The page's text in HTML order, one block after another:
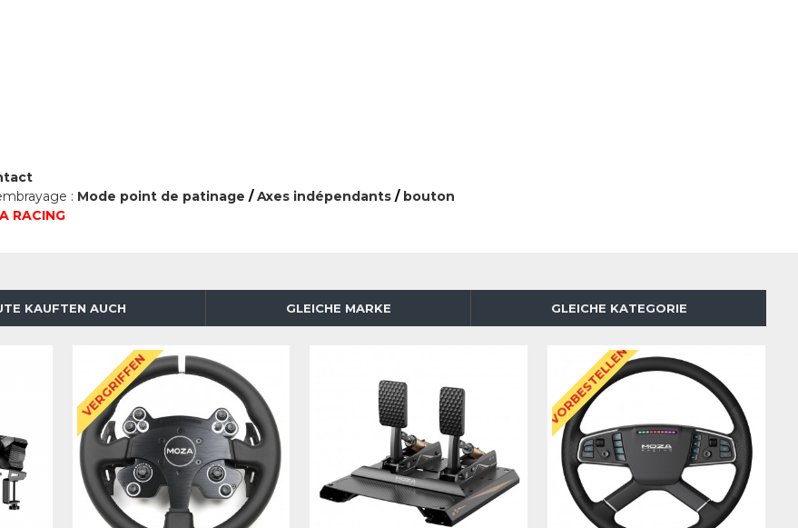
: Mode point de patinage /Axes indépendants / bouton
RACING
KAUFTEN AUCH GLEICHE MARKE GLEICHE KATEGORIE
-11 %
VERGRIFFEN VORBESTELLEN